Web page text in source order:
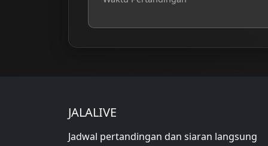
JALALIVE
Jadwal pertandingan dan siaran langsung